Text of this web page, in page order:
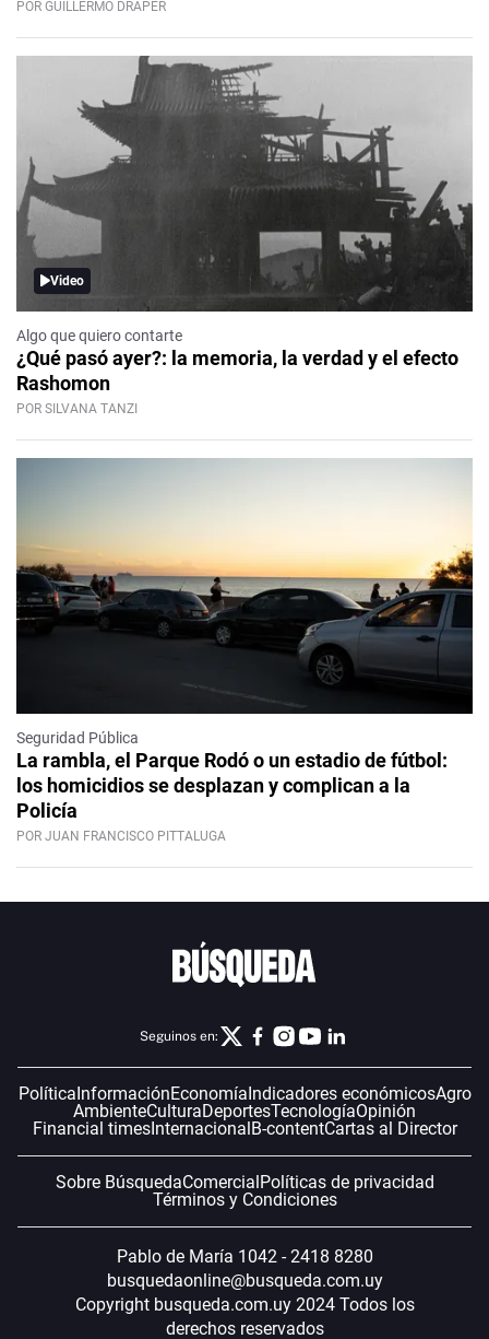
POR GUILLERMO DRAPER
Video
Algo que quiero contarte
¿Qué pasó ayer?: la memoria, la verdad y el efecto
Rashomon
POR SILVANA TANZI
Seguridad Pública
La rambla, el Parque Rodó o un estadio de fútbol:
los homicidios se desplazan y complican a la
Policía
POR JUAN FRANCISCO PITTALUGA
Seguinos en:
PolíticaInformaciónEconomíaIndicadores económicosAgro
AmbienteCulturaDeportesTecnologíaOpinión
Financial timesInternacionalB-contentCartas al Director
Sobre BúsquedaComercialPolíticas de privacidad
Términos y Condiciones
Pablo de María 1042 - 2418 8280
busquedaonline@busqueda.com.uy
Copyright busqueda.com.uy 2024 Todos los
derechos reservados